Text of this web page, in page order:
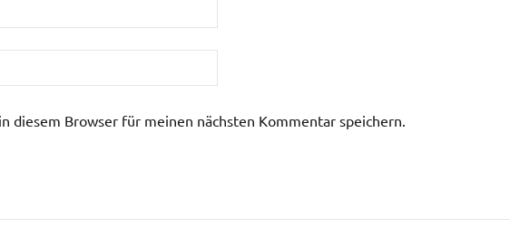
diesem Browser für meinen nächsten Kommentar speichern.